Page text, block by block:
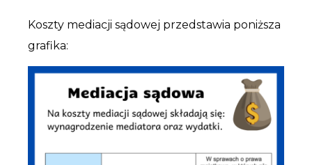
Koszty mediacji sądowej przedstawia poniższa
grafika: